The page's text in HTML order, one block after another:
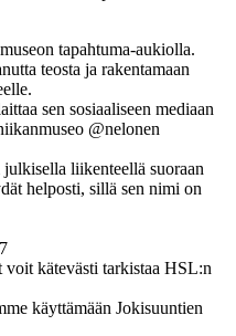
tapahtuma-aukiolla.
teosta ja rakentamaan
sen sosiaaliseen mediaan
@nelonen
liikenteellä suoraan
helposti, sillä sen nimi on
kätevästi tarkistaa HSL:n
käyttämään Jokisuuntien